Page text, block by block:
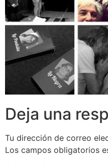
Deja una
Tu dirección de correo
Los campos obligatorios